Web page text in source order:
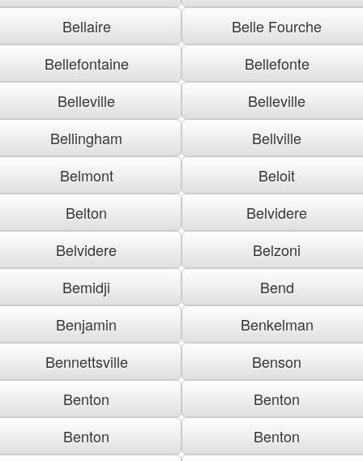
Bellaire
Belle Fourche
Bellefontaine
Bellefonte
Belleville
Belleville
Bellingham
Bellville
Belmont
Beloit
Belton
Belvidere
Belvidere
Belzoni
Bemidji
Bend
Benjamin
Benkelman
Bennettsville
Benson
Benton
Benton
Benton
Benton